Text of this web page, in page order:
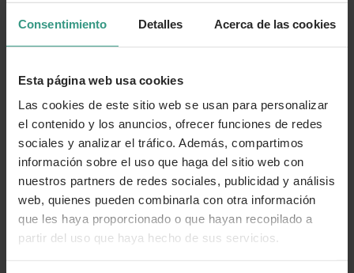
Consentimiento Detalles Acerca de las cookies
Esta página web usa cookies
Las cookies de este sitio web se usan para personalizar
el contenido y los anuncios, ofrecer funciones de redes
sociales y analizar el tráfico. Además, compartimos
información sobre el uso que haga del sitio web con
nuestros partners de redes sociales, publicidad y análisis
web, quienes pueden combinarla con otra información
que les haya proporcionado o que hayan recopilado a
partir del uso que haya hecho de sus servicios.
Categorías
¿Te ha resultado útil la información de este producto?
👍 Sí 😐 Más o menos 👎 No